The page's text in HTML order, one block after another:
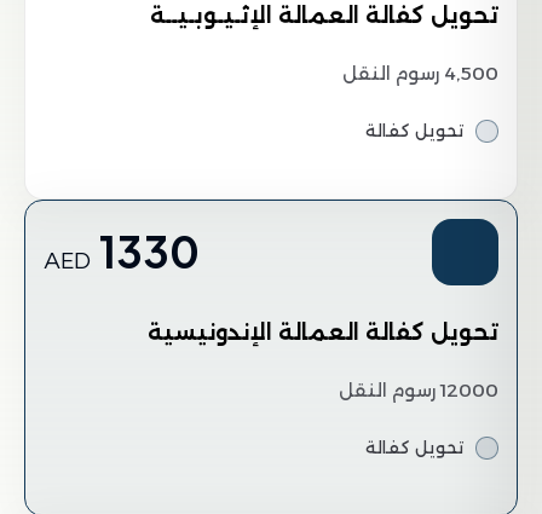
تحويل كفالة العمالة الإثـيـوبـيــة
4,500 رسوم النقل
تحويل كفالة
1330
AED
تحويل كفالة العمالة الإندونيسية
12000 رسوم النقل
تحويل كفالة